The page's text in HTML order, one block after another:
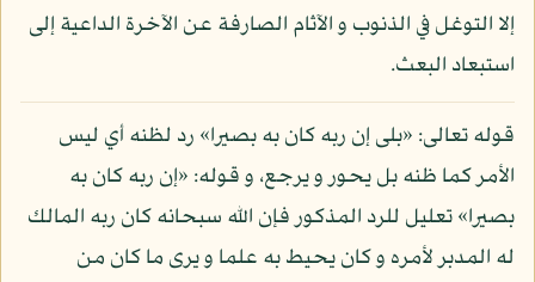
إلا التوغل في الذنوب و الآثام الصارفة عن الآخرة الداعية إلى
استبعاد البعث.
قوله تعالى: «بلى إن ربه كان به بصيرا» رد لظنه أي ليس
الأمر كما ظنه بل يحور و يرجع، و قوله: «إن ربه كان به
بصيرا» تعليل للرد المذكور فإن الله سبحانه كان ربه المالك
له المدبر لأمره و كان يحيط به علما و يرى ما كان من